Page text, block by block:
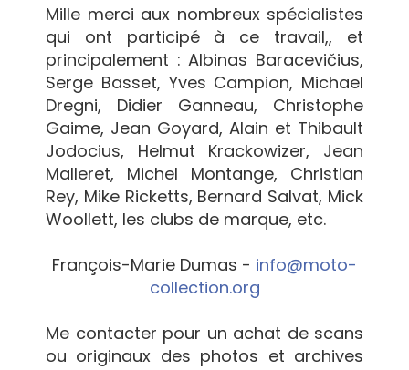
Mille merci aux nombreux spécialistes
qui ont participé à ce travail,, et
principalement : Albinas Baracevičius,
Serge Basset, Yves Campion, Michael
Dregni, Didier Ganneau, Christophe
Gaime, Jean Goyard, Alain et Thibault
Jodocius, Helmut Krackowizer, Jean
Malleret, Michel Montange, Christian
Rey, Mike Ricketts, Bernard Salvat, Mick
Woollett, les clubs de marque, etc.
François-Marie Dumas - info@moto-
collection.org
Me contacter pour un achat de scans
ou originaux des photos et archives